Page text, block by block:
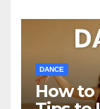
DANCE
How to